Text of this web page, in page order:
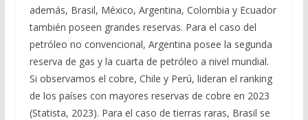
además, Brasil, México, Argentina, Colombia y Ecuador
también poseen grandes reservas. Para el caso del
petróleo no convencional, Argentina posee la segunda
reserva de gas y la cuarta de petróleo a nivel mundial.
Si observamos el cobre, Chile y Perú, lideran el ranking
de los países con mayores reservas de cobre en 2023
(Statista, 2023). Para el caso de tierras raras, Brasil se